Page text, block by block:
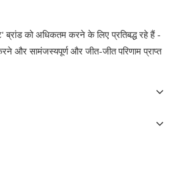
को अधिकतम करने के लिए प्रतिबद्ध रहे हैं -
और सामंजस्यपूर्ण और जीत-जीत परिणाम प्राप्त